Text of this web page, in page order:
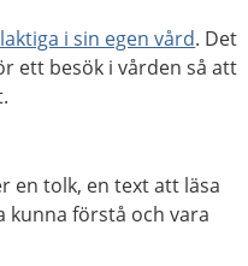
i sin egen vård. Det
ett besök i vården så att
en tolk, en text att läsa
kunna förstå och vara